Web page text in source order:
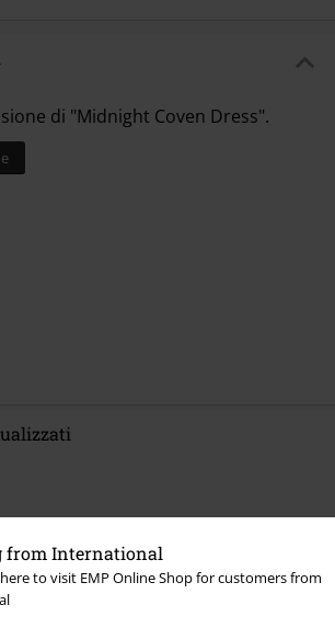
from International
here to visit EMP Online Shop for customers from
di "Midnight Coven Dress".